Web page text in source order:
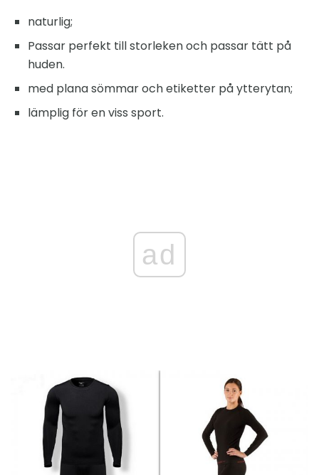
naturlig;
Passar perfekt till storleken och passar tätt på
huden.
med plana sömmar och etiketter på ytterytan;
lämplig för en viss sport.
ad